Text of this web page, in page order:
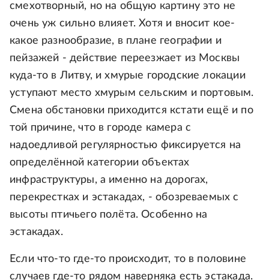
смехотворный, но на общую картину это не
очень уж сильно влияет. Хотя и вносит кое-
какое разнообразие, в плане географии и
пейзажей - действие переезжает из Москвы
куда-то в Литву, и хмурые городские локации
уступают место хмурым сельским и портовым.
Смена обстановки приходится кстати ещё и по
той причине, что в городе камера с
надоедливой регулярностью фиксируется на
определённой категории объектах
инфраструктуры, а именно на дорогах,
перекрестках и эстакадах, - обозреваемых с
высоты птичьего полёта. Особенно на
эстакадах.
Если что-то где-то происходит, то в половине
случаев где-то рядом наверняка есть эстакада.